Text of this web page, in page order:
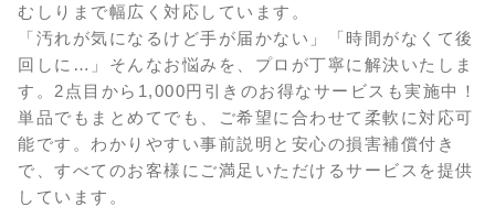
むしりまで幅広く対応しています。
「汚れが気になるけど手が届かない」「時間がなくて後
回しに…」そんなお悩みを、プロが丁寧に解決いたしま
す。 2点目から1,000円引きのお得なサービスも実施中！
単品でもまとめてでも、ご希望に合わせて柔軟に対応可
能です。 わかりやすい事前説明と安心の損害補償付き
で、すべてのお客様にご満足いただけるサービスを提供
しています。